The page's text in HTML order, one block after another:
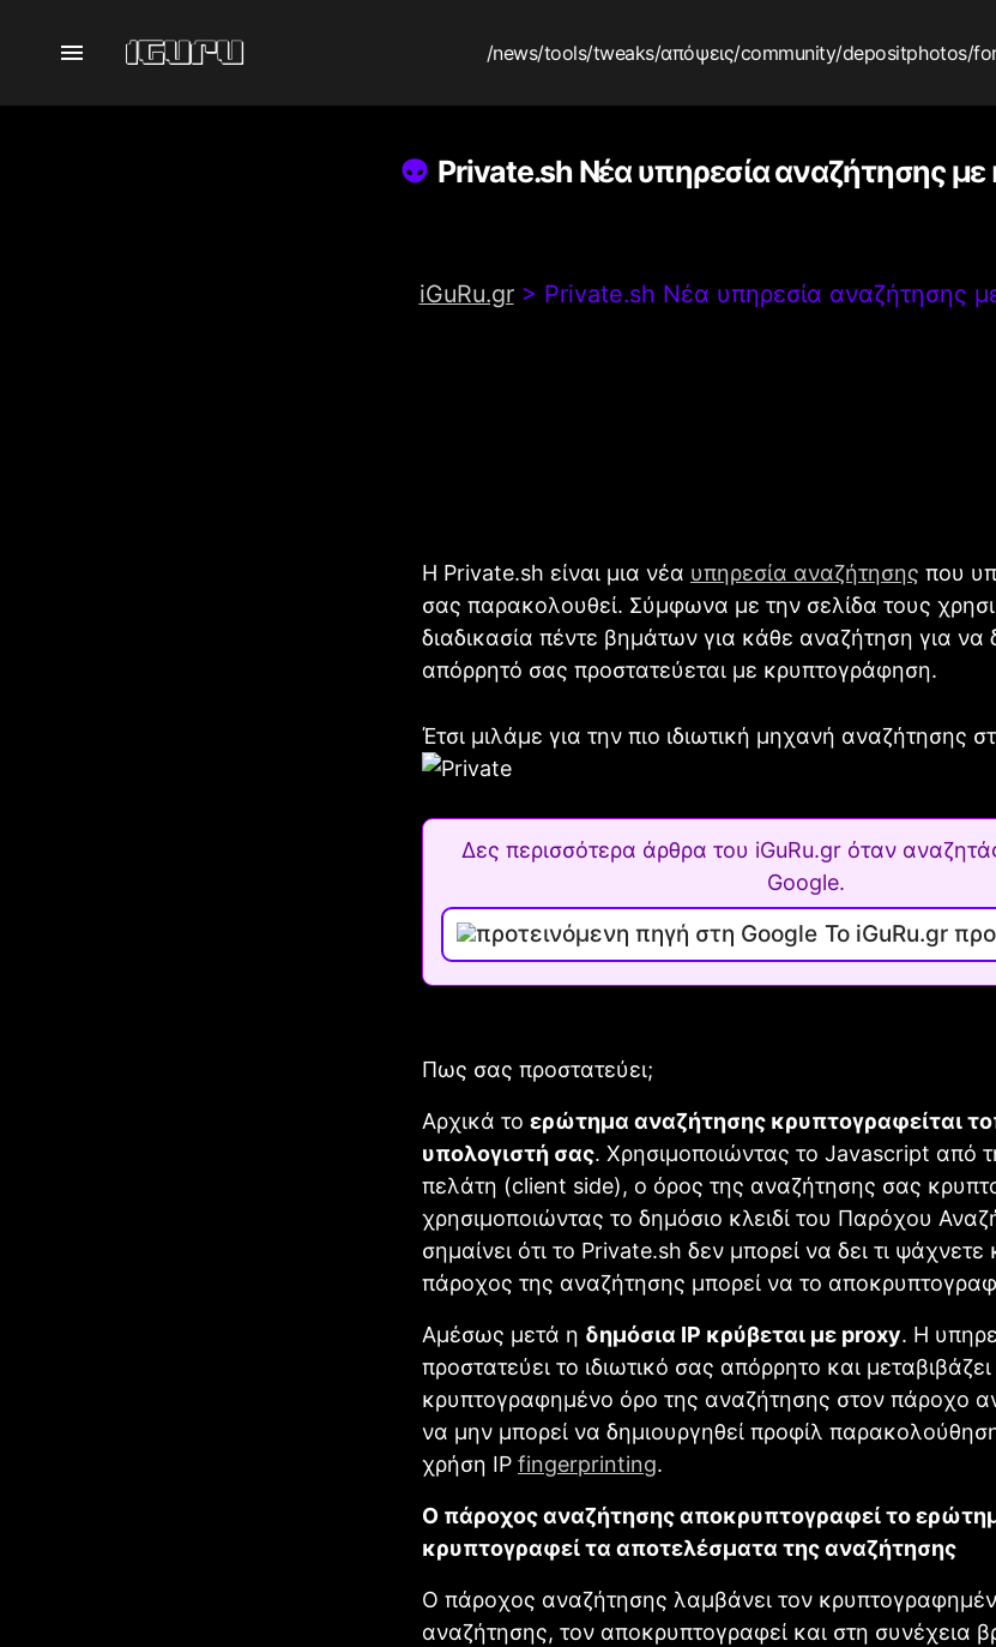
/news/tools/tweaks/απόψεις/community/depositphotos/
Private.sh Νέα υπηρεσία αναζήτησης
iGuRu.gr> Private.sh Νέα υπηρεσία αναζήτησης
Η Private.sh είναι μια νέα υπηρεσία αναζήτησης που
σας παρακολουθεί. Σύμφωνα με την σελίδα τους
διαδικασία πέντε βημάτων για κάθε αναζήτηση για να
απόρρητό σας προστατεύεται με κρυπτογράφηση.
Έτσι μιλάμε για την πιο ιδιωτική μηχανή αναζήτησης
Δες περισσότερα άρθρα του iGuRu.gr όταν
Google.
Το iGuRu.gr
Πως σας προστατεύει;
Αρχικά το ερώτημα αναζήτησης κρυπτογραφείται
υπολογιστή σας. Χρησιμοποιώντας το Javascript από
πελάτη (client side), ο όρος της αναζήτησης σας
χρησιμοποιώντας το δημόσιο κλειδί του Παρόχου
σημαίνει ότι το Private.sh δεν μπορεί να δει τι ψάχνετε
πάροχος της αναζήτησης μπορεί να το
Αμέσως μετά η δημόσια IP κρύβεται με proxy. Η
προστατεύει το ιδιωτικό σας απόρρητο και
κρυπτογραφημένο όρο της αναζήτησης στον πάροχο
να μην μπορεί να δημιουργηθεί προφίλ
χρήση IP fingerprinting.
Ο πάροχος αναζήτησης αποκρυπτογραφεί το
κρυπτογραφεί τα αποτελέσματα της αναζήτησης
Ο πάροχος αναζήτησης λαμβάνει τον
αναζήτησης, τον αποκρυπτογραφεί και στη συνέχεια